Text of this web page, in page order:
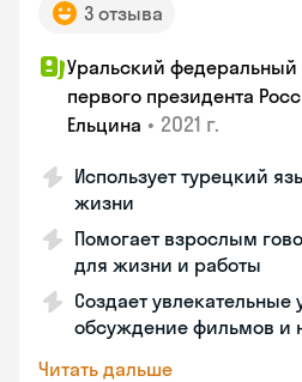
3 отзыва
Уральский
первого президента
Ельцина • 2021 г.
Использует турецкий
жизни
Помогает взрослым
для жизни и работы
Создает увлекательные
обсуждение фильмов и
Читать дальше